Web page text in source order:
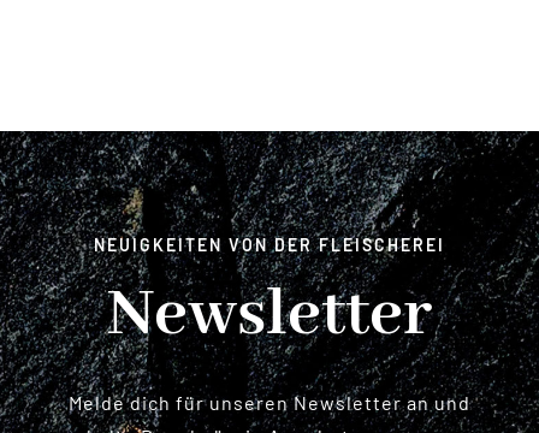
NEUIGKEITEN VON DER FLEISCHEREI
Newsletter
Melde dich für unseren Newsletter an und